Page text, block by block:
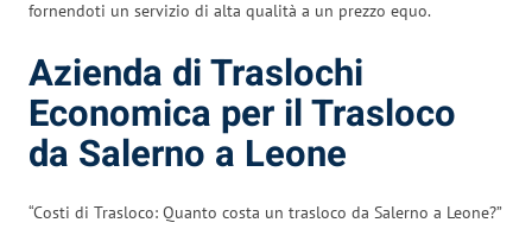
fornendoti un servizio di alta qualità a un prezzo equo.
Azienda di Traslochi
Economica per il Trasloco
da Salerno a Leone
“Costi di Trasloco: Quanto costa un trasloco da Salerno a Leone?”